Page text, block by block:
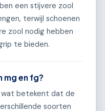
een stijvere zool
terwijl schoenen
zool nodig hebben
te bieden.
mg en fg?
wat betekent dat de
soorten